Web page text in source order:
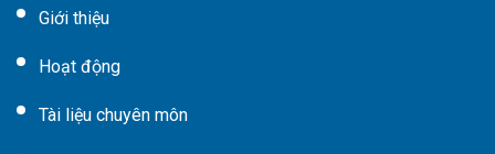
Giới thiệu
Hoạt động
Tài liệu chuyên môn